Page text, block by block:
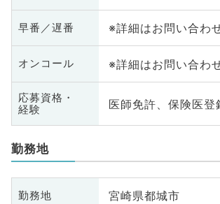
早番／遅番 ※詳細はお問い合わ
オンコール ※詳細はお問い合わ
応募資格・
経験
医師免許、保険医登
勤務地
勤務地 宮崎県都城市